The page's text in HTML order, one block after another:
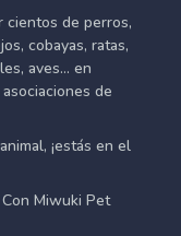
cientos de perros,
cobayas, ratas,
aves... en
de
¡estás en el
Miwuki Pet